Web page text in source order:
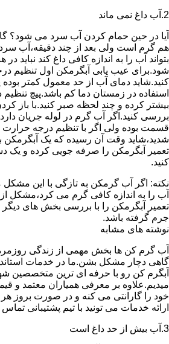
2.آب داغ نمی ماند
آیا در حین حمام کردن آب سرد می شود؟
هم گرم است ولی بعد از چند دقیقه،آب
بتواند آب را به اندازه کافی داغ کند
شود.برای عیب یابی آبگرمکن اول تنظیم
کنید.شاید دمای آب از حد معمول کمتر بوده
استفاده در زمستان دما کم باشد.پیچ
بیشتر کرده و چند لحظه صبر کنید.با باز
بررسی کنید.اگر آب گرم در لوله جریان
قسمت بوده ولی اگر با تنظیم درجه حرارت
شدید،شاید وقت آن رسیده که یک آبگرمکن
تعمیر آبگرمکن را صرفه جویی کرده و یک
کنید.
نکته: اگر آب گرمکن به تازگی با این مشکل
آب را به اندازه کافی گرم می کرد،مشکل
تعمیر آبگرمکن را با بررسی بخش های دیگر
جرم گرفته باشد.
نوشته های مشابه
آب گرم کن ها بخش مهمی از زندگی
گاهی دچار مشکل بشن.ما در خدمات
آبگرم کن رو با حرفه ای ترین متخصصین
میدیم.علاوه بر معرفی همیاران معتمد
خود را گارانتی می کنه و در صورت بروز
ارائه خدمات می تونید با تیم پشتیبانی تماس
3.آب بیش از حد داغ است